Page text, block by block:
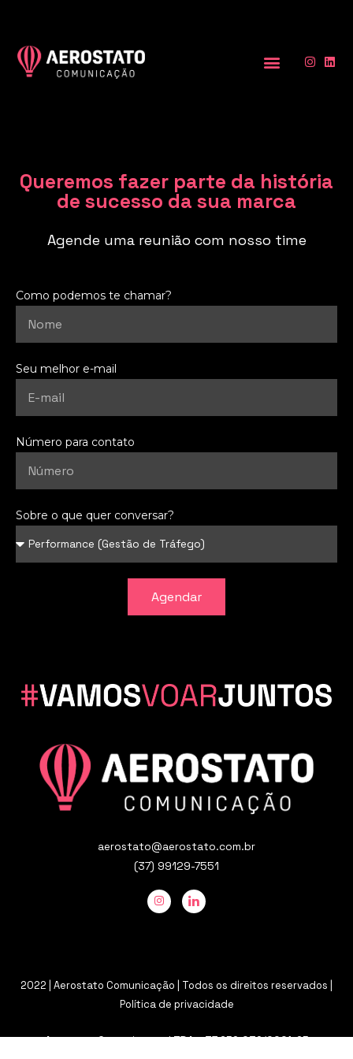
Queremos fazer parte da história
de sucesso da sua marca
Agende uma reunião com nosso time
Como podemos te chamar?
Seu melhor e-mail
Número para contato
Sobre o que quer conversar?
Agendar
aerostato@aerostato.com.br
(37) 99129-7551
2022 | Aerostato Comunicação | Todos os direitos reservados |
Política de privacidade
Aerostato Comunicacao LTDA – 37.659.039/0001-25